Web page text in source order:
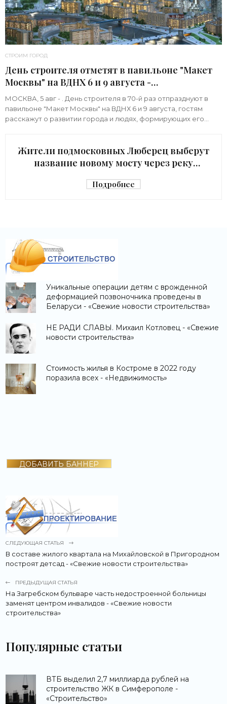
СТРОИМ ГОРОД
День строителя отметят в павильоне "Макет
Москвы" на ВДНХ 6 и 9 августа -
«Строительство»
МОСКВА, 5 авг - . День строителя в 70-й раз отпразднуют в
павильоне "Макет Москвы" на ВДНХ 6 и 9 августа, гостям
расскажут о развитии города и людях, формирующих его
Жители подмосковных Люберец выберут
название новому мосту через реку
Подробнее
Уникальные операции детям с врожденной
деформацией позвоночника проведены в
Беларуси - «Свежие новости строительства»
НЕ РАДИ СЛАВЫ. Михаил Котловец - «Свежие
новости строительства»
Стоимость жилья в Костроме в 2022 году
поразила всех - «Недвижимость»
ДОБАВИТЬ БАННЕР
СЛЕДУЮЩАЯ СТАТЬЯ
В составе жилого квартала на Михайловской в Пригородном
построят детсад - «Свежие новости строительства»
ПРЕДЫДУЩАЯ СТАТЬЯ
На Загребском бульваре часть недостроенной больницы
заменят центром инвалидов - «Свежие новости
строительства»
Популярные статьи
ВТБ выделил 2,7 миллиарда рублей на
строительство ЖК в Симферополе -
«Строительство»